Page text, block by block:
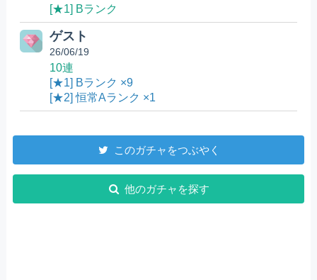
[★1] Bランク
ゲスト
26/06/19
10連
[★1] Bランク ×9
[★2] 恒常Aランク ×1
このガチャをつぶやく
他のガチャを探す